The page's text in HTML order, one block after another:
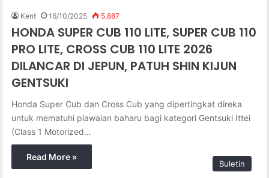
Kent 16/10/2025 5,887
HONDA SUPER CUB 110 LITE, SUPER CUB 110
PRO LITE, CROSS CUB 110 LITE 2026
DILANCAR DI JEPUN, PATUH SHIN KIJUN
GENTSUKI
Honda Super Cub dan Cross Cub yang dipertingkat direka
untuk mematuhi piawaian baharu bagi kategori Gentsuki Ittei
(Class 1 Motorized…
Read More »
Buletin